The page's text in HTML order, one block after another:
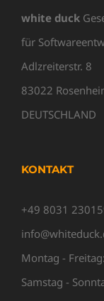
white duck
für
Adlzreiterstr. 8
83022
DEUTSCHLAND
KONTAKT
+49 8031
Montag -
Samstag -